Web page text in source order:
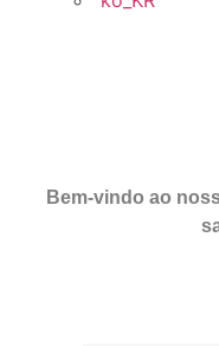
Bem-vindo ao